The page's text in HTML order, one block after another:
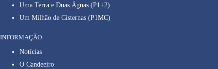
Uma Terra e Duas Águas (P1+2)
Um Milhão de Cisternas (P1MC)
INFORMAÇÃO
Notícias
O Candeeiro